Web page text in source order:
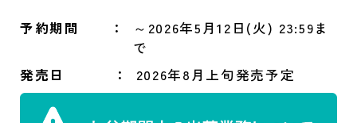
予約期間
～2026年5月12日(火) 23:59ま
で
発売日
2026年8月上旬発売予定